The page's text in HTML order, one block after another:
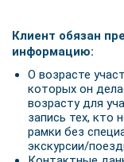
Клиент обязан
информацию:
О возрасте
которых он
возрасту для
запись тех, кто
рамки без
экскурсии/